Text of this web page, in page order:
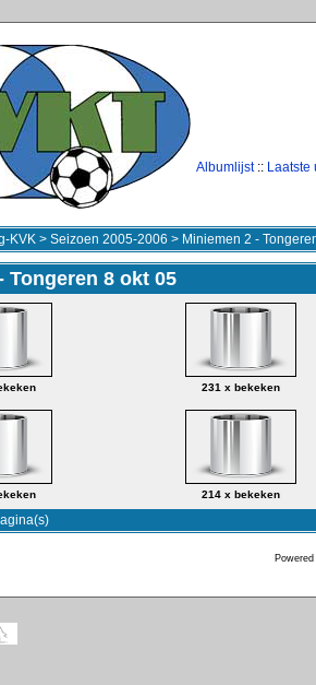
Albumlijst:: Laatste
KVK > Seizoen 2005-2006 > Miniemen 2 -
Tongeren 8 okt 05
231 x bekeken
214 x bekeken